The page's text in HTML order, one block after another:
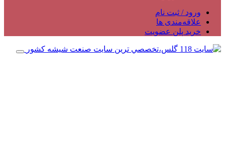
ورود / ثبت نام
علاقه‌مندی ها
خرید پلن عضویت